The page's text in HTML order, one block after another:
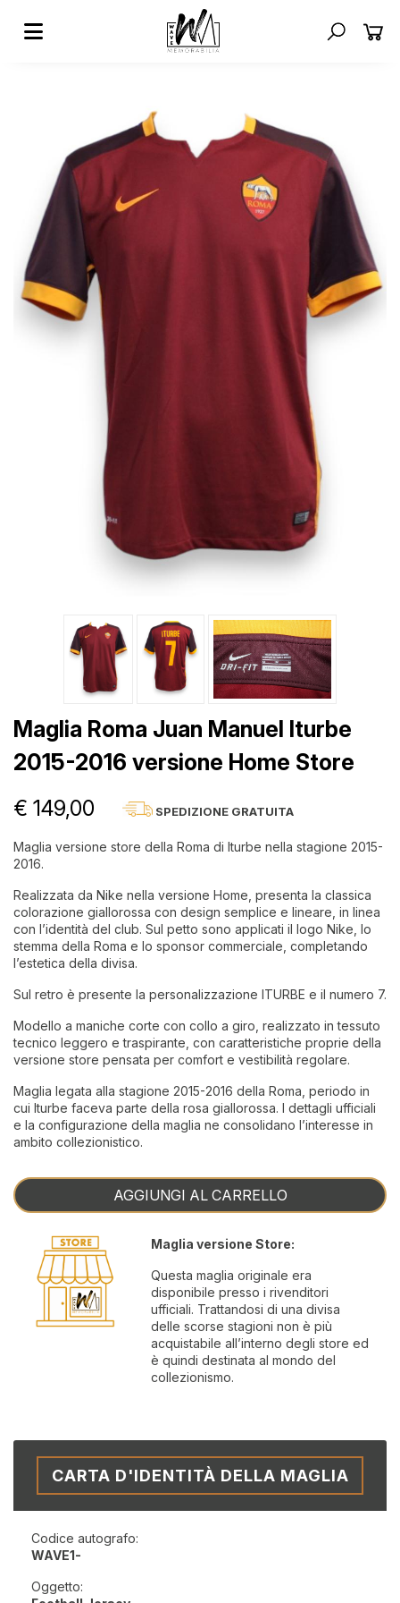
Maglia Roma Juan Manuel Iturbe
2015-2016 versione Home Store
€ 149,00 SPEDIZIONE GRATUITA
Maglia versione store della Roma di Iturbe nella stagione 2015-
2016.
Realizzata da Nike nella versione Home, presenta la classica
colorazione giallorossa con design semplice e lineare, in linea
con l’identità del club. Sul petto sono applicati il logo Nike, lo
stemma della Roma e lo sponsor commerciale, completando
l’estetica della divisa.
Sul retro è presente la personalizzazione ITURBE e il numero 7.
Modello a maniche corte con collo a giro, realizzato in tessuto
tecnico leggero e traspirante, con caratteristiche proprie della
versione store pensata per comfort e vestibilità regolare.
Maglia legata alla stagione 2015-2016 della Roma, periodo in
cui Iturbe faceva parte della rosa giallorossa. I dettagli ufficiali
e la configurazione della maglia ne consolidano l’interesse in
ambito collezionistico.
AGGIUNGI AL CARRELLO
Maglia versione Store:
Questa maglia originale era
disponibile presso i rivenditori
ufficiali. Trattandosi di una divisa
delle scorse stagioni non è più
acquistabile all’interno degli store ed
è quindi destinata al mondo del
collezionismo.
CARTA D'IDENTITÀ DELLA MAGLIA
Codice autografo:
WAVE1-
Oggetto: